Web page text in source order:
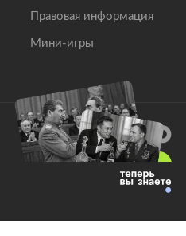
Правовая информация
Мини-игры
права защищены.